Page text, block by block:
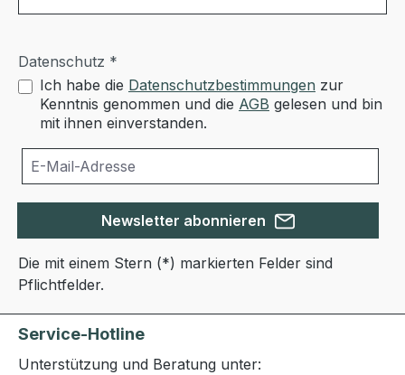
Datenschutz *
Ich habe die Datenschutzbestimmungen zur
Kenntnis genommen und die AGB gelesen und bin
mit ihnen einverstanden.
Newsletter abonnieren
Die mit einem Stern (*) markierten Felder sind
Pflichtfelder.
Service-Hotline
Unterstützung und Beratung unter: